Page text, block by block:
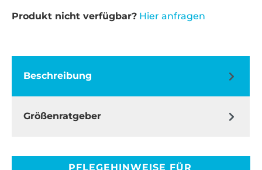
Produkt nicht verfügbar? Hier anfragen
Beschreibung
Größenratgeber
PFLEGEHINWEISE FÜR